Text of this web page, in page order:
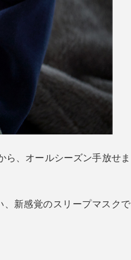
、オールシーズン手放せま
新感覚のスリープマスクで